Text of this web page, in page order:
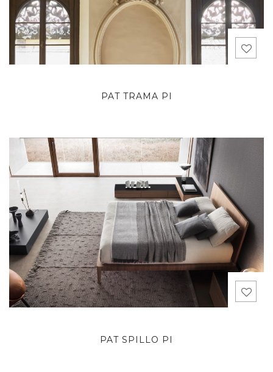
PAT TRAMA PI
PAT SPILLO PI